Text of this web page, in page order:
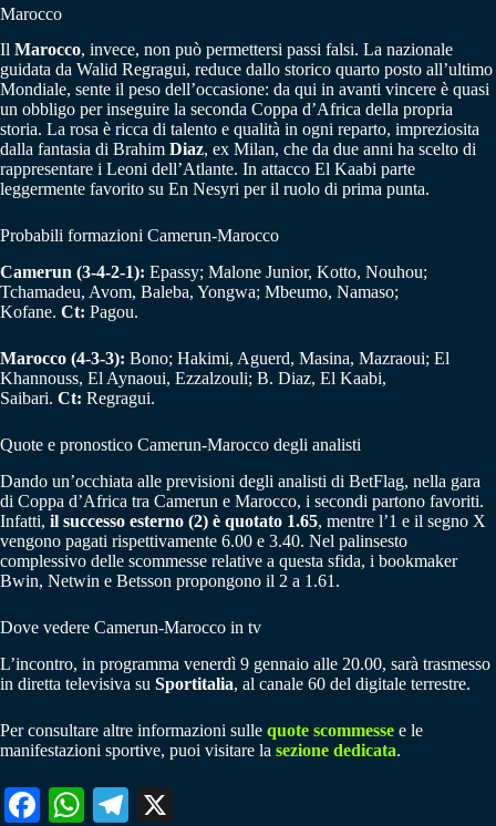
Marocco
Il Marocco, invece, non può permettersi passi falsi. La nazionale
guidata da Walid Regragui, reduce dallo storico quarto posto all’ultimo
Mondiale, sente il peso dell’occasione: da qui in avanti vincere è quasi
un obbligo per inseguire la seconda Coppa d’Africa della propria
storia. La rosa è ricca di talento e qualità in ogni reparto, impreziosita
dalla fantasia di Brahim Diaz, ex Milan, che da due anni ha scelto di
rappresentare i Leoni dell’Atlante. In attacco El Kaabi parte
leggermente favorito su En Nesyri per il ruolo di prima punta.
Probabili formazioni Camerun-Marocco
Camerun (3-4-2-1): Epassy; Malone Junior, Kotto, Nouhou;
Tchamadeu, Avom, Baleba, Yongwa; Mbeumo, Namaso;
Kofane. Ct: Pagou.
Marocco (4-3-3): Bono; Hakimi, Aguerd, Masina, Mazraoui; El
Khannouss, El Aynaoui, Ezzalzouli; B. Diaz, El Kaabi,
Saibari. Ct: Regragui.
Quote e pronostico Camerun-Marocco degli analisti
Dando un’occhiata alle previsioni degli analisti di BetFlag, nella gara
di Coppa d’Africa tra Camerun e Marocco, i secondi partono favoriti.
Infatti, il successo esterno (2) è quotato 1.65, mentre l’1 e il segno X
vengono pagati rispettivamente 6.00 e 3.40. Nel palinsesto
complessivo delle scommesse relative a questa sfida, i bookmaker
Bwin, Netwin e Betsson propongono il 2 a 1.61.
Dove vedere Camerun-Marocco in tv
L’incontro, in programma venerdì 9 gennaio alle 20.00, sarà trasmesso
in diretta televisiva su Sportitalia, al canale 60 del digitale terrestre.
Per consultare altre informazioni sulle quote scommesse e le
manifestazioni sportive, puoi visitare la sezione dedicata.
Fa W
Te